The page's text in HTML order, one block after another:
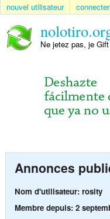
nouvel utilisateur connecter
Ne jetez pas, je
Annonces
Nom d'utilisateur: rosity
Membre depuis: 2